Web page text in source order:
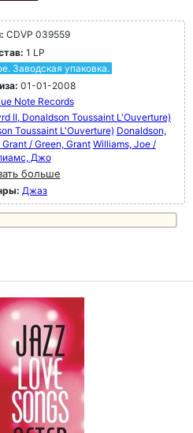
CDVP 039559
1 LP
Заводская упаковка.
01-01-2008
Note Records
II, Donaldson Toussaint L'Ouverture)
Toussaint L'Ouverture) Donaldson,
Grant / Green, Grant Williams, Joe /
Джо
больше
Джаз